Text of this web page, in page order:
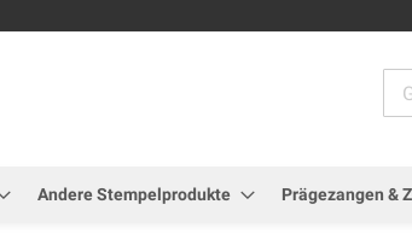
Andere Stempelprodukte Prägezangen &